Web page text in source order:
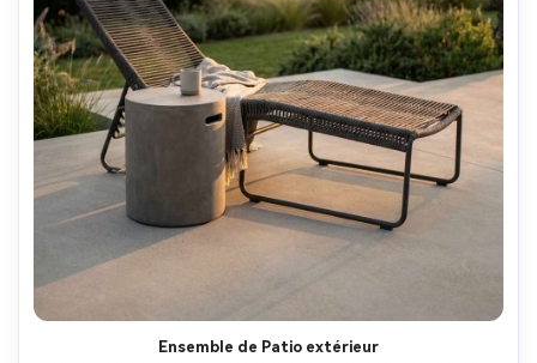
Ensemble de Patio extérieur